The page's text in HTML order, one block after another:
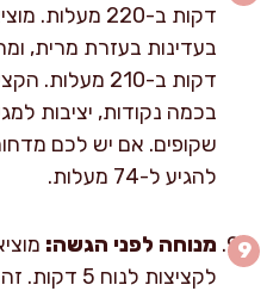
דקות ב-220
דקות ב-210
בכמה נקודות, יציבות
שקופים. אם יש לכם
להגיע ל-74 מעלות.
מנוחה לפני הגשה:
לקציצות